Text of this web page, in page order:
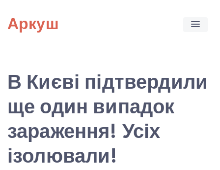
content
Аркуш
В Києві підтвердили
ще один випадок
зараження! Усіх
ізолювали!